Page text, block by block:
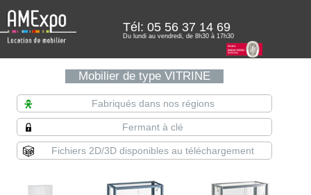
Tél: 05 56 37 14 69
Du lundi au vendredi, de 8h30 à 17h30
Mobilier de type VITRINE
Fabriqués dans nos régions
Fermant à clé
Fichiers 2D/3D disponibles au téléchargement